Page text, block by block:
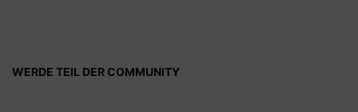
WERDE TEIL DER COMMUNITY